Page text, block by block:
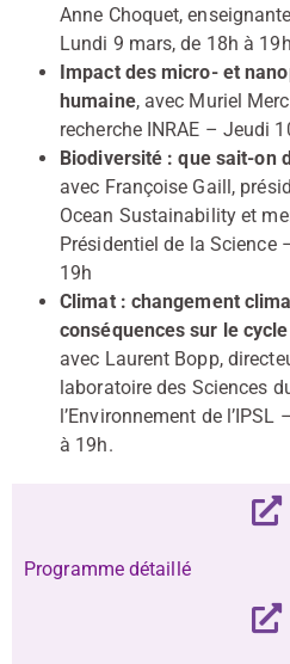
Anne Choquet,
Lundi 9 mars, de 18h à 19h
Impact des micro- et
humaine, avec Muriel
recherche INRAE – Jeudi
Biodiversité : que sait-on
avec Françoise Gaill,
Ocean Sustainability et
Présidentiel de la Science
19h
Climat : changement
conséquences sur le
avec Laurent Bopp,
laboratoire des Sciences
l’Environnement de
à 19h.
Programme détaillé